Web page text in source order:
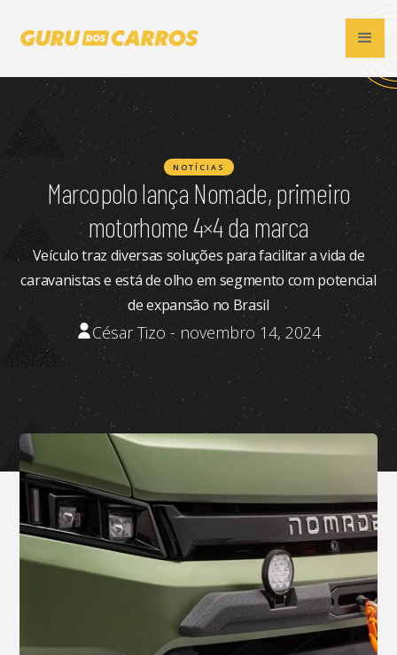
NOTÍCIAS
Marcopolo lança Nomade, primeiro
motorhome 4×4 da marca
Veículo traz diversas soluções para facilitar a vida de
caravanistas e está de olho em segmento com potencial
de expansão no Brasil
César Tizo - novembro 14, 2024